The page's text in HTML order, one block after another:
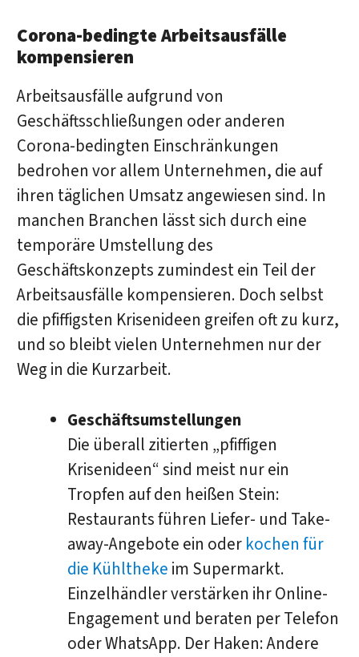
Corona-bedingte Arbeitsausfälle
kompensieren
Arbeitsausfälle aufgrund von
Geschäftsschließungen oder anderen
Corona-bedingten Einschränkungen
bedrohen vor allem Unternehmen, die auf
ihren täglichen Umsatz angewiesen sind. In
manchen Branchen lässt sich durch eine
temporäre Umstellung des
Geschäftskonzepts zumindest ein Teil der
Arbeitsausfälle kompensieren. Doch selbst
die pfiffigsten Krisenideen greifen oft zu kurz,
und so bleibt vielen Unternehmen nur der
Weg in die Kurzarbeit.
Geschäftsumstellungen
Die überall zitierten „pfiffigen
Krisenideen“ sind meist nur ein
Tropfen auf den heißen Stein:
Restaurants führen Liefer- und Take-
away-Angebote ein oder kochen für
die Kühltheke im Supermarkt.
Einzelhändler verstärken ihr Online-
Engagement und beraten per Telefon
oder WhatsApp. Der Haken: Andere